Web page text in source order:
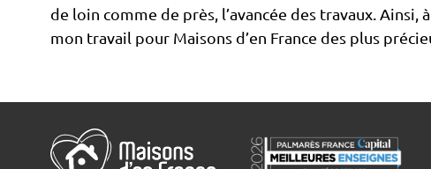
de loin comme de près, l’avancée des travaux. Ainsi,
mon travail pour Maisons d’en France des plus